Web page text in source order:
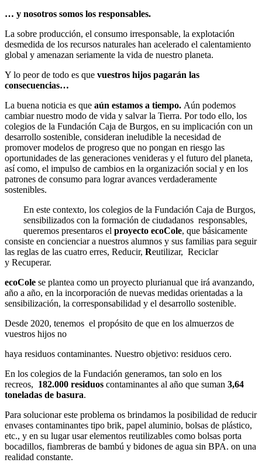
… y nosotros somos los responsables.
La sobre producción, el consumo irresponsable, la explotación
desmedida de los recursos naturales han acelerado el calentamiento
global y amenazan seriamente la vida de nuestro planeta.
Y lo peor de todo es que vuestros hijos pagarán las
consecuencias…
La buena noticia es que aún estamos a tiempo. Aún podemos
cambiar nuestro modo de vida y salvar la Tierra. Por todo ello, los
colegios de la Fundación Caja de Burgos, en su implicación con un
desarrollo sostenible, consideran ineludible la necesidad de
promover modelos de progreso que no pongan en riesgo las
oportunidades de las generaciones venideras y el futuro del planeta,
así como, el impulso de cambios en la organización social y en los
patrones de consumo para lograr avances verdaderamente
sostenibles.
En este contexto, los colegios de la Fundación Caja de Burgos,
sensibilizados con la formación de ciudadanos responsables,
queremos presentaros el proyecto ecoCole, que básicamente
consiste en concienciar a nuestros alumnos y sus familias para seguir
las reglas de las cuatro erres, Reducir, Reutilizar, Reciclar
y Recuperar.
ecoCole se plantea como un proyecto plurianual que irá avanzando,
año a año, en la incorporación de nuevas medidas orientadas a la
sensibilización, la corresponsabilidad y el desarrollo sostenible.
Desde 2020, tenemos el propósito de que en los almuerzos de
vuestros hijos no
haya residuos contaminantes. Nuestro objetivo: residuos cero.
En los colegios de la Fundación generamos, tan solo en los
recreos, 182.000 residuos contaminantes al año que suman 3,64
toneladas de basura.
Para solucionar este problema os brindamos la posibilidad de reducir
envases contaminantes tipo brik, papel aluminio, bolsas de plástico,
etc., y en su lugar usar elementos reutilizables como bolsas porta
bocadillos, fiambreras de bambú y bidones de agua sin BPA. on una
realidad constante.